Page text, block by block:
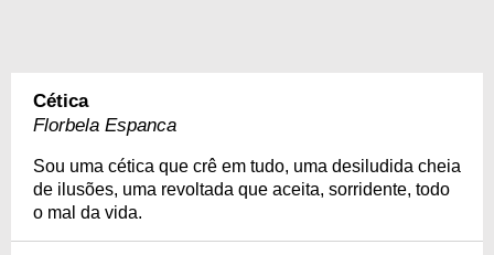
Cética
Florbela Espanca
Sou uma cética que crê em tudo, uma desiludida cheia
de ilusões, uma revoltada que aceita, sorridente, todo
o mal da vida.